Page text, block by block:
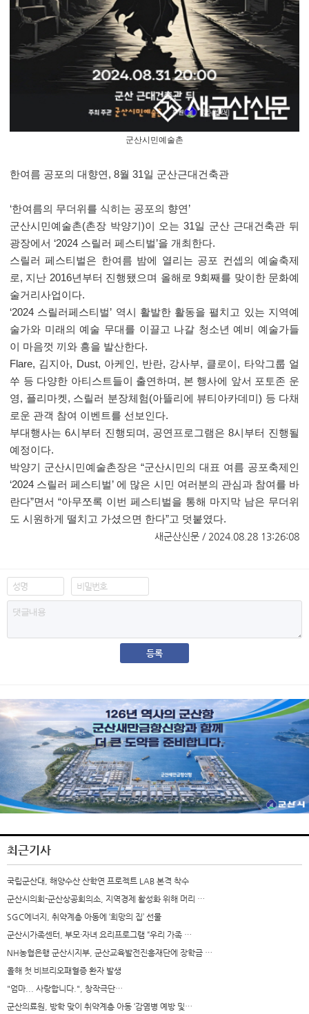
군산시민예술촌
한여름 공포의 대향연, 8월 31일 군산근대건축관
‘한여름의 무더위를 식히는 공포의 향연’
군산시민예술촌(촌장 박양기)이 오는 31일 군산 근대건축관 뒤
광장에서 ‘2024 스릴러 페스티벌’을 개최한다.
스릴러 페스티벌은 한여름 밤에 열리는 공포 컨셉의 예술축제
로, 지난 2016년부터 진행됐으며 올해로 9회째를 맞이한 문화예
술거리사업이다.
‘2024 스릴러페스티벌’ 역시 활발한 활동을 펼치고 있는 지역예
술가와 미래의 예술 무대를 이끌고 나갈 청소년 예비 예술가들
이 마음껏 끼와 흥을 발산한다.
Flare, 김지아, Dust, 아케인, 반란, 강사부, 클로이, 타악그룹 얼
쑤 등 다양한 아티스트들이 출연하며, 본 행사에 앞서 포토존 운
영, 플리마켓, 스릴러 분장체험(아뜰리에 뷰티아카데미) 등 다채
로운 관객 참여 이벤트를 선보인다.
부대행사는 6시부터 진행되며, 공연프로그램은 8시부터 진행될
예정이다.
박양기 군산시민예술촌장은 “군산시민의 대표 여름 공포축제인
‘2024 스릴러 페스티벌’ 에 많은 시민 여러분의 관심과 참여를 바
란다”면서 “아무쪼록 이번 페스티벌을 통해 마지막 남은 무더위
도 시원하게 떨치고 가셨으면 한다”고 덧붙였다.
새군산신문 / 2024.08.28 13:26:08
최근기사
국립군산대, 해양수산 산학연 프로젝트 LAB 본격 착수
군산시의회-군산상공회의소, 지역경제 활성화 위해 머리 …
SGC에너지, 취약계층 아동에 ‘희망의 집’ 선물
군산시가족센터, 부모·자녀 요리프로그램 “우리 가족 …
NH농협은행 군산시지부, 군산교육발전진흥재단에 장학금 …
올해 첫 비브리오패혈증 환자 발생
"엄마... 사랑합니다.", 창작극단…
군산의료원, 방학 맞이 취약계층 아동 ‘감염병 예방 및…